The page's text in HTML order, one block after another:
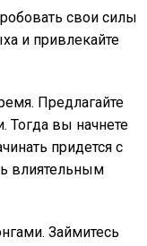
свои силы
и привлекайте
Предлагайте
Тогда вы начнете
придется с
влиятельным
Займитесь